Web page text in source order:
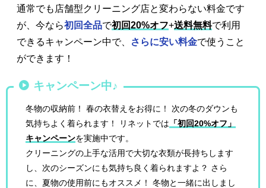
通常でも店舗型クリーニング店と変わらない料金です
が、今なら初回全品で初回20%オフ+送料無料で利用
できるキャンペーン中で、
さらに安い料金で使うこと
ができます！
キャンペーン中♪
冬物の収納前！ 春の衣替えをお得に！ 次の冬のダウンも
気持ちよく着られます！ リネットでは 「初回20%オフ」
キャンペーンを実施中です。
クリーニングの上手な活用で大切な衣類が長持ちします
し、次のシーズンにも気持ち良く着られますよ？ さら
に、夏物の使用前にもオススメ！ 冬物と一緒に出しまし